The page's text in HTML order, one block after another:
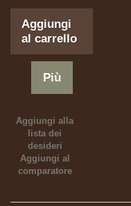
Aggiungi
al carrello
Più
Aggiungi alla
lista dei
desideri
Aggiungi al
comparatore